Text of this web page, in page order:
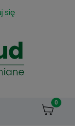
się